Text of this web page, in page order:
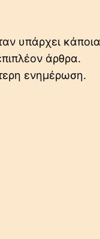
υπάρχει
άρθρα.
ενημέρωση.